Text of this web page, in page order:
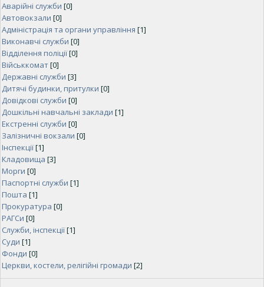
Аварійні служби [0]
Автовокзали [0]
Адміністрація та органи управління [1]
Виконавчі служби [0]
Відділення поліції[0]
Військкомат[0]
Державні служби [3]
Дитячі будинки, притулки [0]
Довідкові служби [0]
Дошкільні навчальні заклади [1]
Екстренні служби [0]
Залізничні вокзали [0]
Інспекції[1]
Кладовища [3]
Морги [0]
Паспортні служби [1]
Пошта [1]
Прокуратура [0]
РАГСи [0]
Служби, інспекції[1]
Суди [1]
Фонди [0]
Церкви, костели, релігійні громади [2]